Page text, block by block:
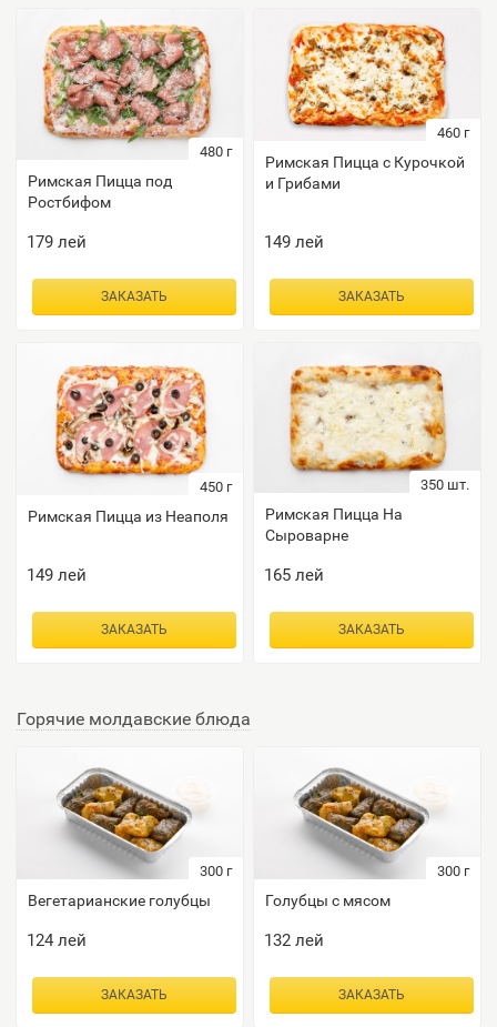
480 г
Римская Пицца под
Ростбифом
179лей
ЗАКАЗАТЬ
460 г
Римская Пицца с Курочкой
и Грибами
149лей
ЗАКАЗАТЬ
450 г
Римская Пицца из Неаполя
149лей
ЗАКАЗАТЬ
350 шт.
Римская Пицца На
Сыроварне
165лей
ЗАКАЗАТЬ
Горячие молдавские блюда
300 г
Вегетарианские голубцы
124лей
ЗАКАЗАТЬ
300 г
Голубцы с мясом
132лей
ЗАКАЗАТЬ